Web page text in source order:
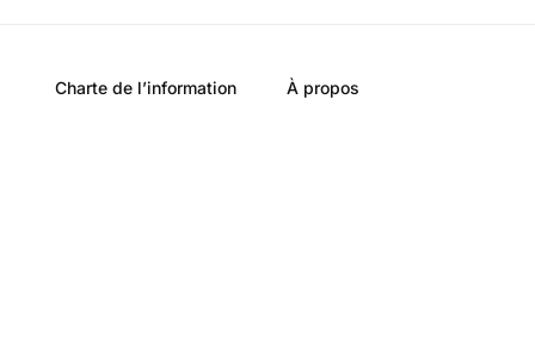
Charte de l’information À propos